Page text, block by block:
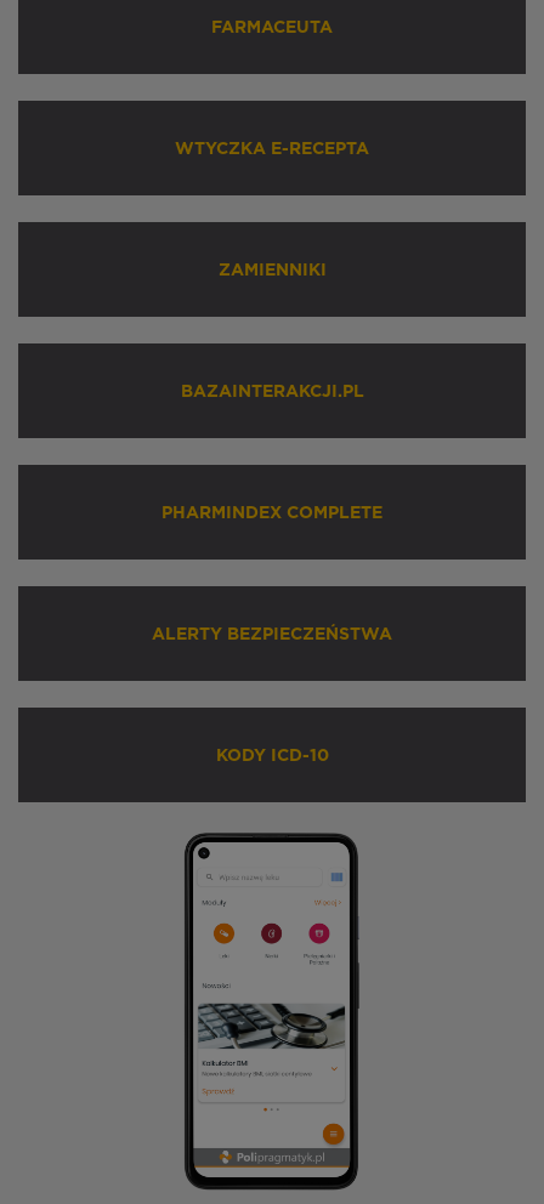
FARMACEUTA
WTYCZKA E-RECEPTA
ZAMIENNIKI
BAZAINTERAKCJI.PL
PHARMINDEX COMPLETE
ALERTY BEZPIECZEŃSTWA
KODY ICD-10